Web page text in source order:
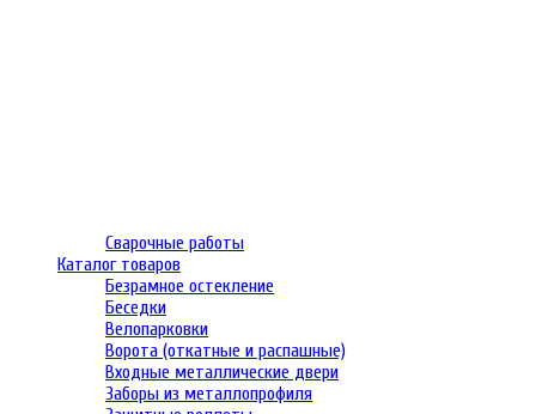
Сварочные работы
Каталог товаров
Безрамное остекление
Беседки
Велопарковки
Ворота (откатные и распашные)
Входные металлические двери
Заборы из металлопрофиля